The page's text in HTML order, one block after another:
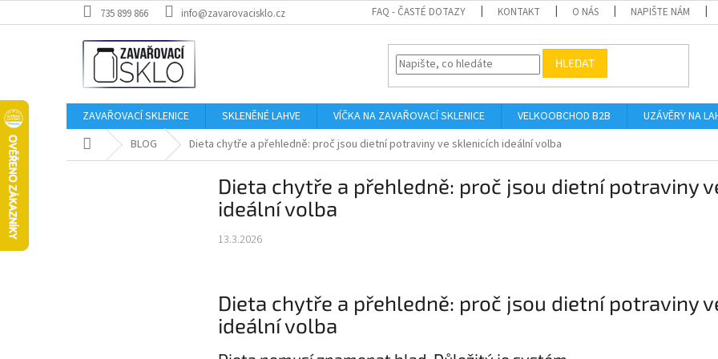
na
735 899 866 info@zavarovacisklo.cz FAQ - ČASTÉ DOTAZY KONTAKT O NÁS NAPIŠTE NÁM
HLEDAT
ZAVAŘOVACÍ SKLENICE SKLENĚNÉ LAHVE VÍČKA NA ZAVAŘOVACÍ SKLENICE VELKOOBCHOD B2B UZÁVĚRY NA
Domů BLOG Dieta chytře a přehledně: proč jsou dietní potraviny ve sklenicích ideální volba
Dieta chytře a přehledně: proč jsou dietní potraviny
ideální volba
13.3.2026
Dieta chytře a přehledně: proč jsou dietní potraviny
ideální volba